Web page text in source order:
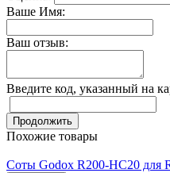
Ваше Имя:
Ваш отзыв:
Введите код, указанный на
Продолжить
Похожие товары
Соты Godox R200-HC20 для